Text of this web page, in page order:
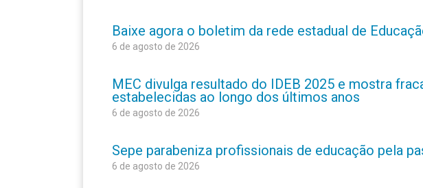
Baixe agora o boletim da rede estadual de
6 de agosto de 2026
MEC divulga resultado do IDEB 2025 e mostra
estabelecidas ao longo dos últimos anos
6 de agosto de 2026
Sepe parabeniza profissionais de educação pela
6 de agosto de 2026